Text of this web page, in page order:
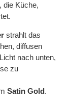
die Küche,
strahlt das
diffusen
nach unten,
zu
Satin Gold .